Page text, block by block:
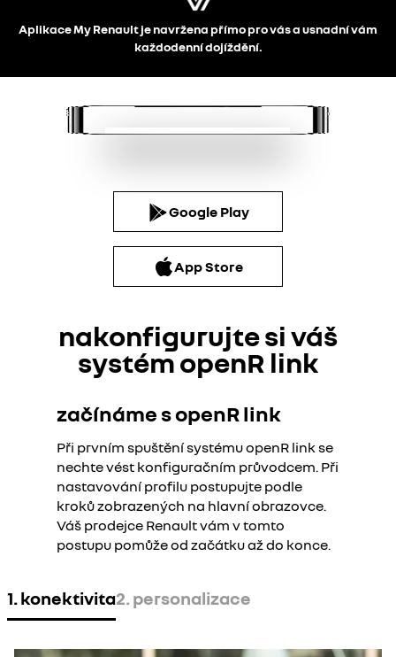
Aplikace My Renault je navržena přímo pro vás a usnadní vám
každodenní dojíždění.
Google Play
App Store
nakonfigurujte si váš
systém openR link
začínáme s openR link
Při prvním spuštění systému openR link se
nechte vést konfiguračním průvodcem. Při
nastavování profilu postupujte podle
kroků zobrazených na hlavní obrazovce.
Váš prodejce Renault vám v tomto
postupu pomůže od začátku až do konce.
1. konektivita2. personalizace